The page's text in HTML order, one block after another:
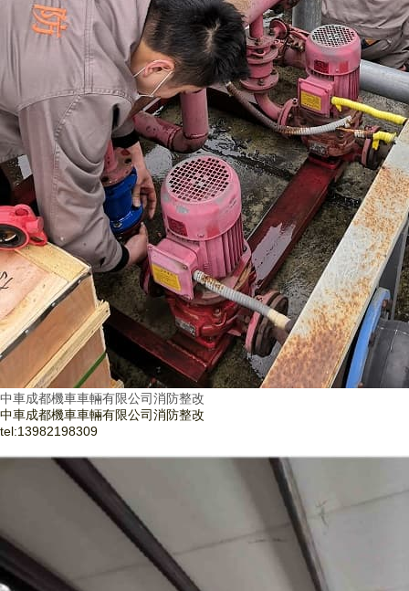
中車成都機車車輛有限公司消防整改
中車成都機車車輛有限公司消防整改
tel:13982198309